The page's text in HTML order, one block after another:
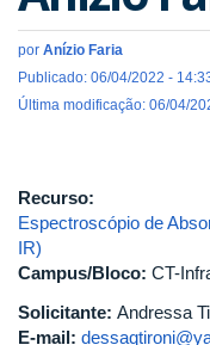
por Anízio Faria
Publicado: 06/04/2022 -
Última modificação: 06/04/
Recurso:
Espectroscópio de
IR)
Campus/Bloco: CT-
Solicitante: Andressa
E-mail: